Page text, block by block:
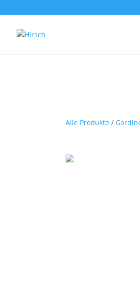
Alle Produkte /